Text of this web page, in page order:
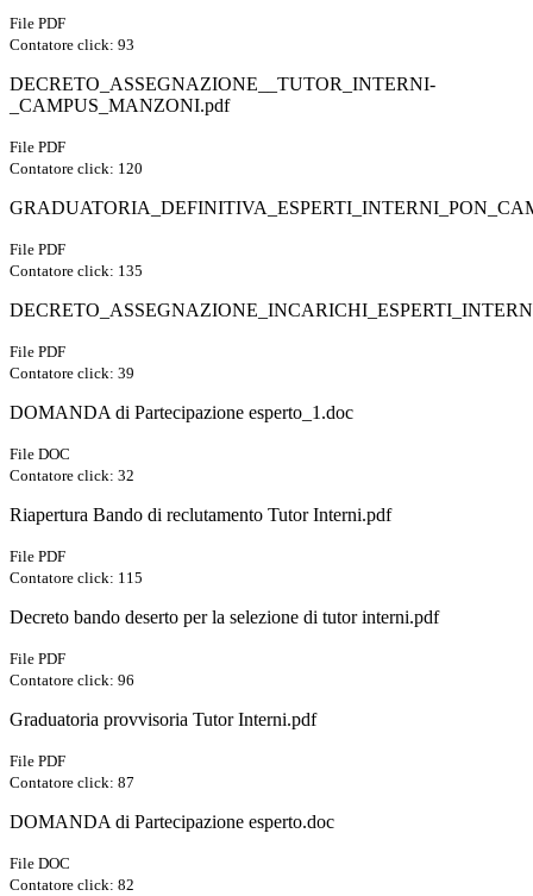
File PDF
Contatore click: 93
DECRETO_ASSEGNAZIONE__TUTOR_INTERNI-
_CAMPUS_MANZONI.pdf
File PDF
Contatore click: 120
File PDF
Contatore click: 135
File PDF
Contatore click: 39
DOMANDA di Partecipazione esperto_1.doc
File DOC
Contatore click: 32
Riapertura Bando di reclutamento Tutor Interni.pdf
File PDF
Contatore click: 115
Decreto bando deserto per la selezione di tutor interni.pdf
File PDF
Contatore click: 96
Graduatoria provvisoria Tutor Interni.pdf
File PDF
Contatore click: 87
DOMANDA di Partecipazione esperto.doc
File DOC
Contatore click: 82